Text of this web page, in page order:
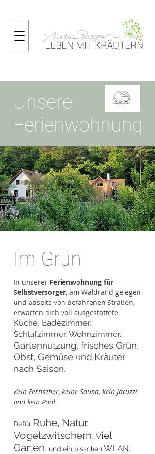
Unsere
Ferienwohnung
Im Grün
In unserer Ferienwohnung für
Selbstversorger, am Waldrand gelegen
und abseits von befahrenen Straßen,
erwarten dich voll ausgestattete
Küche, Badezimmer,
Schlafzimmer, Wohnzimmer​.
Gartennutzung, frisches Grün,
Obst, Gemüse und Kräuter
nach Saison.
Kein Fernseher, keine Sauna, kein Jacuzzi
und kein Pool.
Dafür Ruhe, Natur,
Vogelzwitschern, viel
Garten, und ein bisschenWLAN.